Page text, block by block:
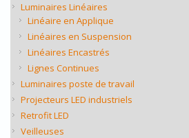
Luminaires Linéaires
Linéaire en Applique
Linéaires en Suspension
Linéaires Encastrés
Lignes Continues
Luminaires poste de travail
Projecteurs LED industriels
Retrofit LED
Veilleuses